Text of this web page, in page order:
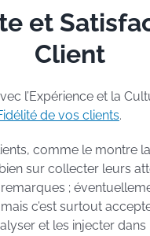
et
Client
l’Expérience et la
de vos clients.
comme le montre
sur collecter leurs
;
c’est surtout
et les injecter dans